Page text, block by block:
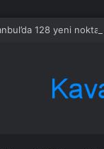
128 yeni